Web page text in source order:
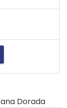
Dorada